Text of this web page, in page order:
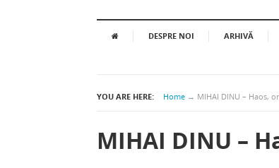
DESPRE NOI ARHIVĂ
YOU ARE HERE: Home → MIHAI DINU – Haos,
MIHAI DINU –